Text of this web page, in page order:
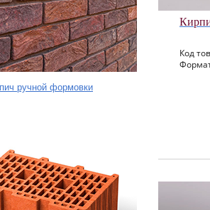
ручной формовки
Код